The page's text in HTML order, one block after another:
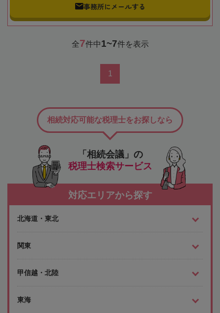
事務所にメールする
全7件中1~7件を表示
1
「相続会議」の
税理士検索サービス
相続対応可能な税理士をお探しなら
対応エリアから探す
北海道・東北
関東
甲信越・北陸
東海